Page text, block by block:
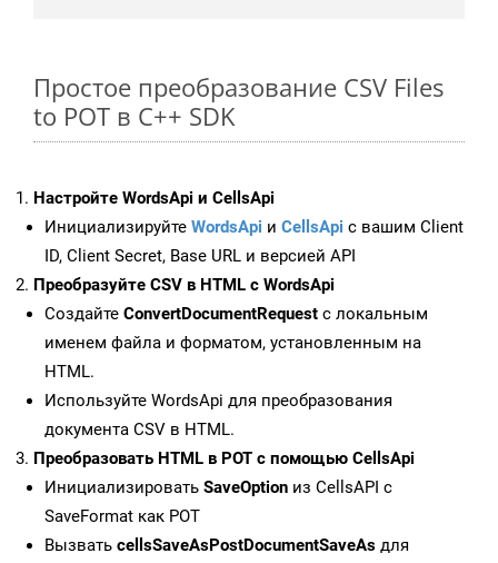
Простое преобразование CSV Files
to POT в C++ SDK
Настройте WordsApi и CellsApi
Инициализируйте WordsApi и CellsApi с вашим Client
ID, Client Secret, Base URL и версией API
Преобразуйте CSV в HTML с WordsApi
Создайте ConvertDocumentRequest с локальным
именем файла и форматом, установленным на
HTML.
Используйте WordsApi для преобразования
документа CSV в HTML.
Преобразовать HTML в POT с помощью CellsApi
Инициализировать SaveOption из CellsAPI с
SaveFormat как POT
Вызвать cellsSaveAsPostDocumentSaveAs для